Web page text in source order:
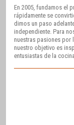
En 2005, fundamos el
rápidamente se
dimos un paso
independiente. Para
nuestras pasiones por
nuestro objetivo es
entusiastas de la